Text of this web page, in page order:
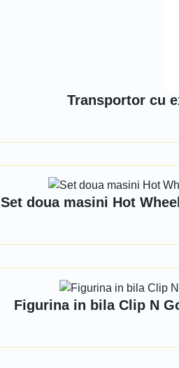
Transportor cu
Set doua masini Hot
Figurina in bila Clip N